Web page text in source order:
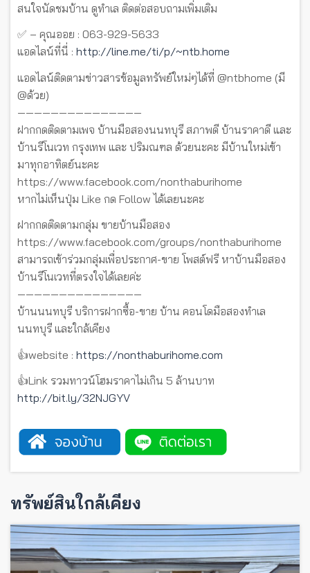
สนใจนัดชมบ้าน ดูทำเล ติดต่อสอบถามเพิ่มเติม
✅ – คุณออย : 063-929-5633
แอดไลน์ที่นี่ : http://line.me/ti/p/~ntb.home
แอดไลน์ติดตามข่าวสารข้อมูลทรัพย์ใหม่ๆได้ที่ @ntbhome (มี
@ด้วย)
———————————————
ฝากกดติดตามเพจ บ้านมือสองนนทบุรี สภาพดี บ้านราคาดี และ
บ้านรีโนเวท กรุงเทพ และ ปริมณฑล ด้วยนะคะ มีบ้านใหม่เข้า
มาทุกอาทิตย์นะคะ
https://www.facebook.com/nonthaburihome
หากไม่เห็นปุ่ม Like กด Follow ได้เลยนะคะ
ฝากกดติดตามกลุ่ม ขายบ้านมือสอง
https://www.facebook.com/groups/nonthaburihome
สามารถเข้าร่วมกลุ่มเพื่อประกาศ-ขาย โพสต์ฟรี หาบ้านมือสอง
บ้านรีโนเวทที่ตรงใจได้เลยค่ะ
———————————————
บ้านนนทบุรี บริการฝากซื้อ-ขาย บ้าน คอนโดมือสองทำเล
นนทบุรี และใกล้เคียง
👍website : https://nonthaburihome.com
👍Link รวมทาวน์โฮมราคาไม่เกิน 5 ล้านบาท
http://bit.ly/32NJGYV
ทรัพย์สินใกล้เคียง